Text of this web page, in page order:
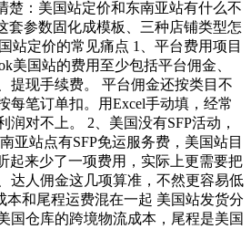
楚：美国站定价和东南亚站有什么不
套参数固化成模板、三种店铺类型怎
站定价的常见痛点 1、平台费用项目
美国站的费用至少包括平台佣金、
提现手续费。 平台佣金还按类目不
每笔订单扣。用Excel手动填，经常
润对不上。 2、美国没有SFP活动，
亚站点有SFP免运服务费，美国站目
起来少了一项费用，实际上更需要把
达人佣金这几项算准，不然更容易低
本和尾程运费混在一起 美国站发货分
国仓库的跨境物流成本，尾程是美国